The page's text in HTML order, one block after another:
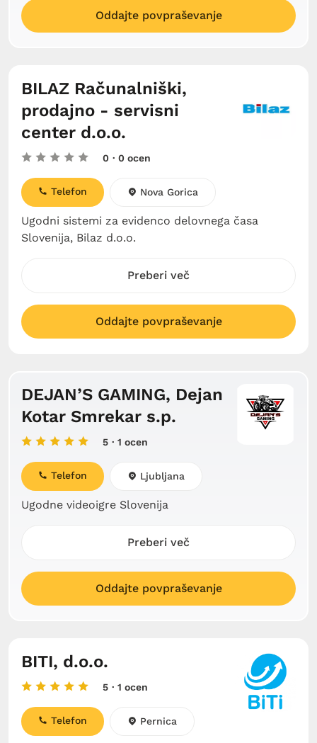
Oddajte povpraševanje
BILAZ Računalniški,
prodajno - servisni
center d.o.o.
0 · 0 ocen
Ugodni sistemi za evidenco delovnega časa
Slovenija, Bilaz d.o.o.
Telefon Nova Gorica
Preberi več
Oddajte povpraševanje
DEJAN’S GAMING, Dejan
Kotar Smrekar s.p.
5 · 1 ocen
Ugodne videoigre Slovenija
Telefon Ljubljana
Preberi več
Oddajte povpraševanje
BITI, d.o.o.
5 · 1 ocen
Telefon Pernica